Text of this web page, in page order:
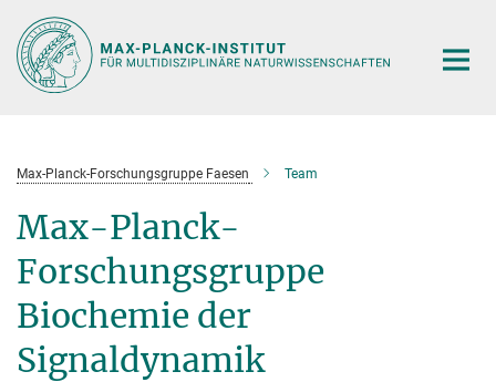
Hauptinhalt
Max-Planck-Forschungsgruppe Faesen Team
Max-Planck-
Forschungsgruppe
Biochemie der
Signaldynamik